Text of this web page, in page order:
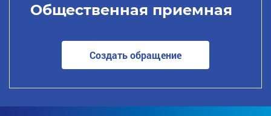
Общественная приемная
Создать обращение